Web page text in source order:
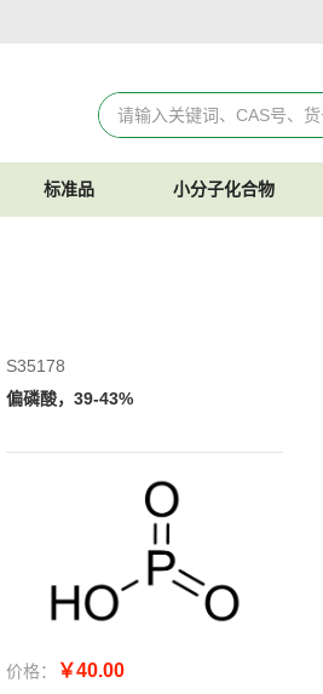
标准品 小分子化合物
S35178
偏磷酸，39-43%
价格： ￥40.00